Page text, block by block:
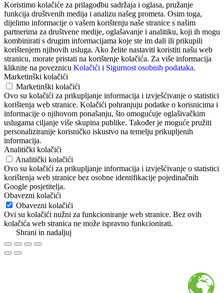
Koristimo kolačiće za prilagodbu sadržaja i oglasa, pružanje
funkcija društvenih medija i analizu našeg prometa. Osim toga,
dijelimo informacije o vašem korištenju naše stranice s našim
partnerima za društvene medije, oglašavanje i analitiku, koji ih mogu
kombinirati s drugim informacijama koje ste im dali ili prikupili
korištenjem njihovih usluga. Ako želite nastaviti koristiti našu web
stranicu, morate pristati na korištenje kolačića. Za više informacija
kliknite na poveznicu Kolačići i Sigurnost osobnih podataka.
Marketinški kolačići
Marketinški kolačići
Ovo su kolačići za prikupljanje informacija i izvješćivanje o statistici
korištenja web stranice. Kolačići pohranjuju podatke o korisnicima i
informacije o njihovom ponašanju, što omogućuje oglašivačkim
uslugama ciljanje više skupina publike. Također je moguće pružiti
personaliziranije korisničko iskustvo na temelju prikupljenih
informacija.
Analitički kolačići
Analitički kolačići
Ovo su kolačići za prikupljanje informacija i izvješćivanje o statistici
korištenja web stranice bez osobne identifikacije pojedinačnih
Google posjetitelja.
Obavezni kolačići
Obavezni kolačići
Ovi su kolačići nužni za funkcioniranje web stranice. Bez ovih
kolačića web stranica ne može ispravno funkcionirati.
Shrani in nadaljuj